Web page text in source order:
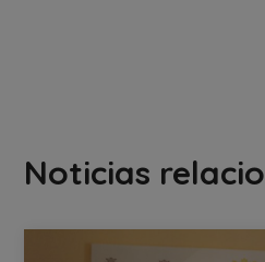
Noticias